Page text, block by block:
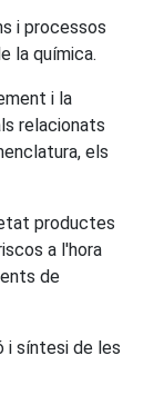
i processos
la química.
i la
relacionats
els
productes
a l'hora
de
i síntesi de les